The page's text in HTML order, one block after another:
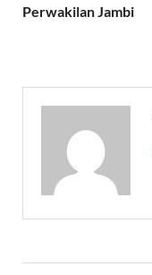
Perwakilan Jambi